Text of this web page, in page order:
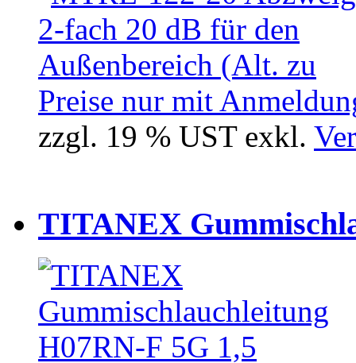
Preise nur mit
zzgl. 19 % UST exkl.
TITANEX